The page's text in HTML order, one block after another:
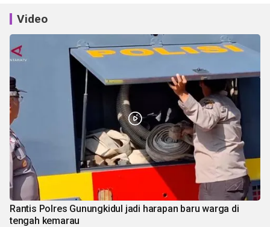
Video
Rantis Polres Gunungkidul jadi harapan baru warga di
tengah kemarau